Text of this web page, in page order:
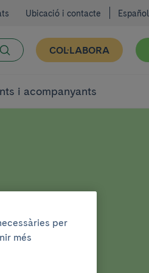
Ubicació i contacte Español
COL·LABORA
i acompanyants
per
més